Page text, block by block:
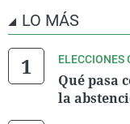
LO MÁS
ELECCIONES
Qué pasa
la